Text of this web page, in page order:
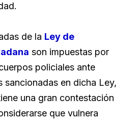
de la Ley de
son impuestas por
policiales ante
sancionadas en dicha Ley,
una gran contestación
que vulnera